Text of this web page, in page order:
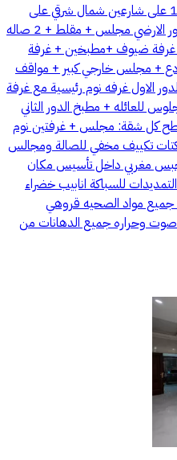
فيلا للبيع بناء شخصي مساحتها 1200 على شارعين شمال شرقي على
صكين منفصلة + شقتين مستقلة الدور الارضي مجلس + مقلط + 2 صاله
ضيوف +مطبخين + غرفة
+ مجلس خارجي كبير + مواقف
الاول غرفه نوم رئيسية مع غرفة
جلوس للعائله + مطبخ الدور الثاني
كل شقة: مجلس + غرفتين نوم
تكييف مخفي للصالة ومجالس
مغربي داخل تأسيس مكان
للسباكة انابيب خضراء
جميع مواد الصحيه قروهي
صوت وحراره جميع الدهانات من